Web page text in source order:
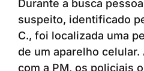
Durante a busca
suspeito, identificado
C., foi localizada uma
de um aparelho celular.
com a PM, os policiais